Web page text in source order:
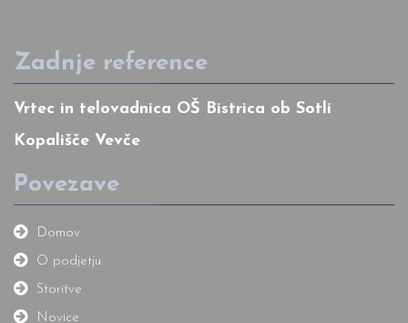
Zadnje reference
Vrtec in telovadnica OŠ Bistrica ob Sotli
Kopališče Vevče
Povezave
Domov
O podjetju
Storitve
Novice